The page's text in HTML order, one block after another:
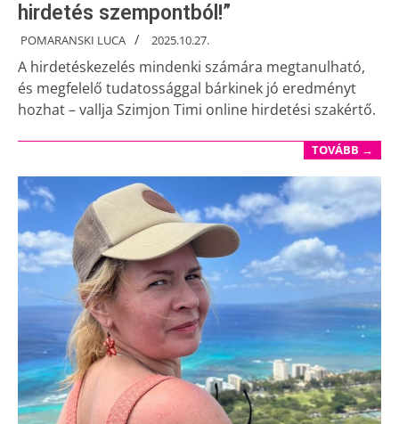
hirdetés szempontból!”
POMARANSKI LUCA 2025.10.27.
A hirdetéskezelés mindenki számára megtanulható,
és megfelelő tudatossággal bárkinek jó eredményt
hozhat – vallja Szimjon Timi online hirdetési szakértő.
TOVÁBB →